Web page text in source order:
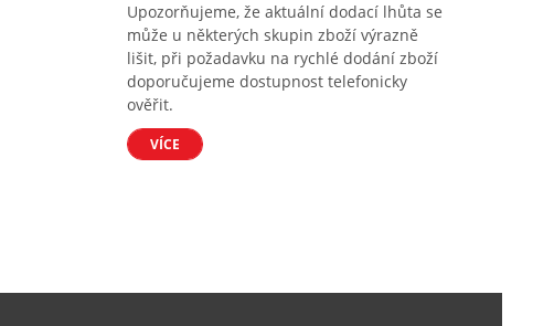
Upozorňujeme, že aktuální dodací lhůta se
může u některých skupin zboží výrazně
lišit, při požadavku na rychlé dodání zboží
doporučujeme dostupnost telefonicky
ověřit.
VÍCE